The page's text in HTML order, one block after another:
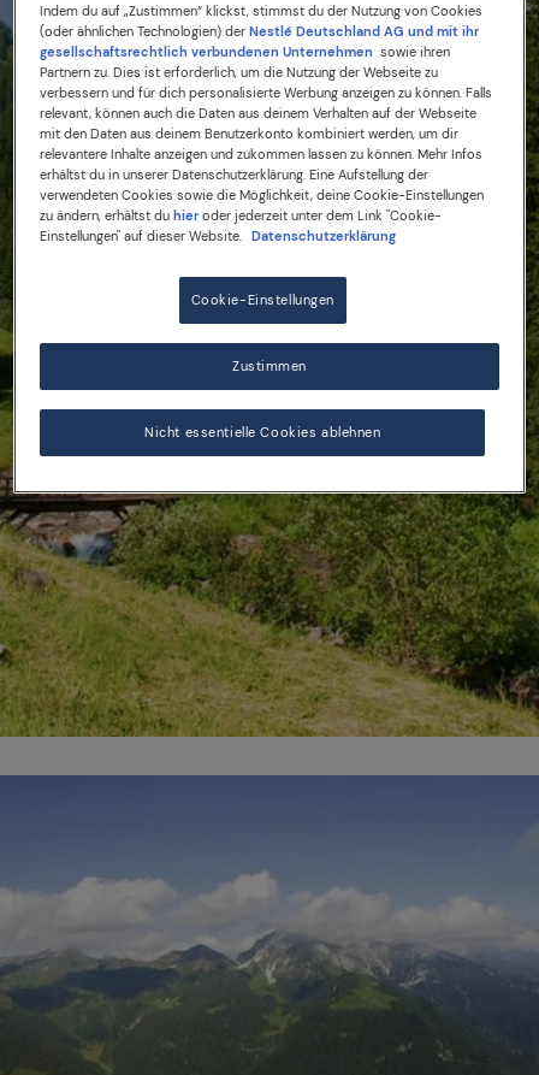
Indem du auf „Zustimmen“ klickst, stimmst du der Nutzung von Cookies
(oder ähnlichen Technologien) derNestlé Deutschland AG und mit ihr
gesellschaftsrechtlich verbundenen Unternehmen sowie ihren
Partnern zu. Dies ist erforderlich, um die Nutzung der Webseite zu
verbessern und für dich personalisierte Werbung anzeigen zu können. Falls
relevant, können auch die Daten aus deinem Verhalten auf der Webseite
mit den Daten aus deinem Benutzerkonto kombiniert werden, um dir
relevantere Inhalte anzeigen und zukommen lassen zu können. Mehr Infos
erhältst du in unserer Datenschutzerklärung. Eine Aufstellung der
verwendeten Cookies sowie die Möglichkeit, deine Cookie-Einstellungen
zu ändern, erhältst duhier oder jederzeit unter dem Link "Cookie-
Einstellungen" auf dieser Website. Datenschutzerklärung
Cookie-Einstellungen
Nicht essentielle Cookies ablehnen
Zustimmen